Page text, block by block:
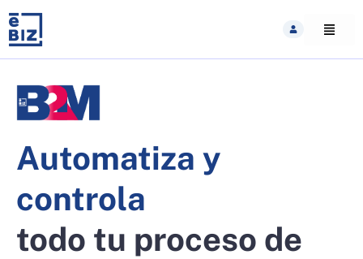
content
Automatiza y
controla
todo tu proceso de